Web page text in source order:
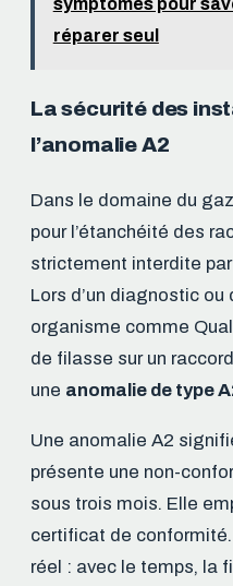
symptômes pour
réparer seul
La sécurité des
l’anomalie A2
Dans le domaine du
pour l’étanchéité des
strictement interdite
Lors d’un diagnostic ou
organisme comme
de filasse sur un
une anomalie de type
Une anomalie A2
présente une non-
sous trois mois. Elle
certificat de
réel : avec le temps, la